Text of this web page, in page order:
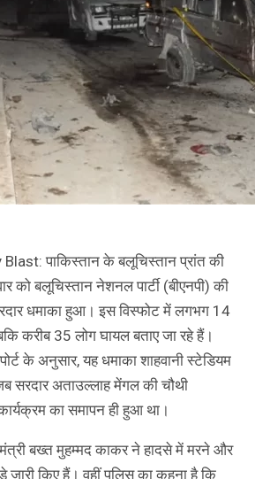
पाकिस्तान के बलूचिस्तान प्रांत की
को बलूचिस्तान नेशनल पार्टी (बीएनपी) की
धमाका हुआ। इस विस्फोट में लगभग 14
करीब 35 लोग घायल बताए जा रहे हैं।
के अनुसार, यह धमाका शाहवानी स्टेडियम
अताउल्लाह मेंगल की चौथी
का समापन ही हुआ था।
बख्त मुहम्मद काकर ने हादसे में मरने और
किए हैं। वहीं पुलिस का कहना है कि